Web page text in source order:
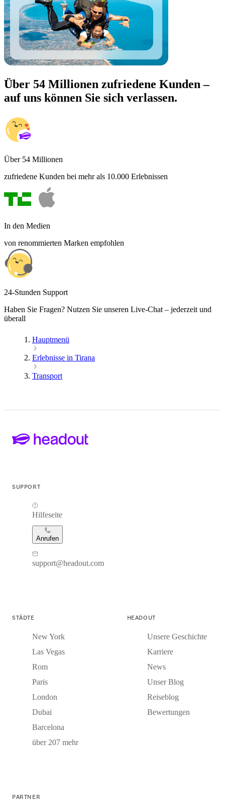
Über 54 Millionen zufriedene Kunden –
auf uns können Sie sich verlassen.
Über 54 Millionen
zufriedene Kunden bei mehr als 10.000 Erlebnissen
In den Medien
von renommierten Marken empfohlen
24-Stunden Support
Haben Sie Fragen? Nutzen Sie unseren Live-Chat – jederzeit und
überall
Hauptmenü
Erlebnisse in Tirana
Transport
SUPPORT
Hilfeseite
Anrufen
support@headout.com
STÄDTE
New York
Las Vegas
Rom
Paris
London
Dubai
Barcelona
über 207 mehr
HEADOUT
Unsere Geschichte
Karriere
News
Unser Blog
Reiseblog
Bewertungen
PARTNER